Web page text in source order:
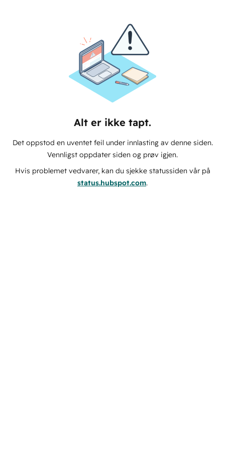
Alt er ikke tapt.
Det oppstod en uventet feil under innlasting av denne siden.
Vennligst oppdater siden og prøv igjen.
Hvis problemet vedvarer, kan du sjekke statussiden vår på
status.hubspot.com.